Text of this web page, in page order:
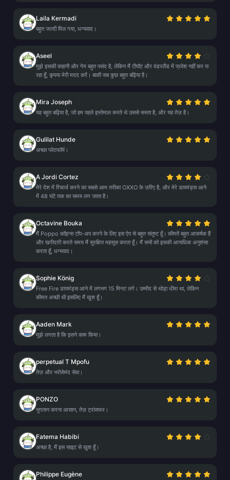
Laila Kermadi
बहुत जल्दी मिल गया, धन्यवाद।
Aseel
मुझे इसकी कहानी और गेम बहुत पसंद है, लेकिन मैं टीपॉट और वंडरलैंड में प्रवेश नहीं कर पा
रहा हूँ, कृपया मेरी मदद करें। बाकी सब कुछ बहुत बढ़िया है।
Mira Joseph
यह बहुत बढ़िया है, जो हम पहले इस्तेमाल करते थे उससे सस्ता है, और यह तेज़ है।
Gulilat Hunde
अच्छा प्लेटफॉर्म।
A Jordi Cortez
मेरे देश में रिचार्ज करने का सबसे आम तरीका OXXO के ज़रिए है, और मेरे डायमंड्स आने
में 48 घंटे तक का समय लग जाता है।
Octavine Bouka
मैं Poppo कॉइन्स टॉप-अप करने के लिए इस ऐप से बहुत संतुष्ट हूँ। कीमतें बहुत आकर्षक हैं
और खरीदारी करते समय मैं सुरक्षित महसूस करता हूँ। मैं सभी को इसकी अत्यधिक अनुशंसा
करता हूँ, धन्यवाद।
Sophie König
Free Fire डायमंड्स आने में लगभग 15 मिनट लगे। उम्मीद से थोड़ा धीमा था, लेकिन
कीमत अच्छी थी इसलिए मैं खुश हूँ।
Aaden Mark
मुझे लगता है कि इसने काम किया।
perpetual T Mpofu
तेज़ और भरोसेमंद सेवा।
PONZO
भुगतान करना आसान, तेज़ ट्रांसफर।
Fatema Habibi
अच्छा है, मैं इस साइट से खुश हूँ।
Philippe Eugène